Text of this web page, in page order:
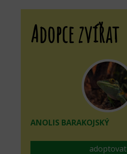
Adopce zvířat
ANOLIS BARAKOJSKÝ
adoptovat